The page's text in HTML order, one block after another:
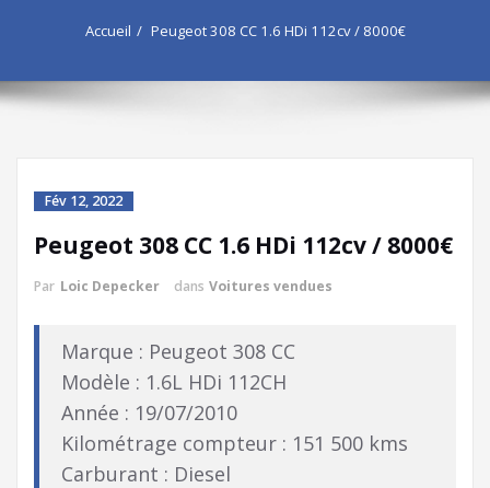
Accueil Peugeot 308 CC 1.6 HDi 112cv / 8000€
Fév 12, 2022
Peugeot 308 CC 1.6 HDi 112cv / 8000€
Par Loic Depecker dans Voitures vendues
Marque : Peugeot 308 CC
Modèle : 1.6L HDi 112CH
Année : 19/07/2010
Kilométrage compteur : 151 500 kms
Carburant : Diesel